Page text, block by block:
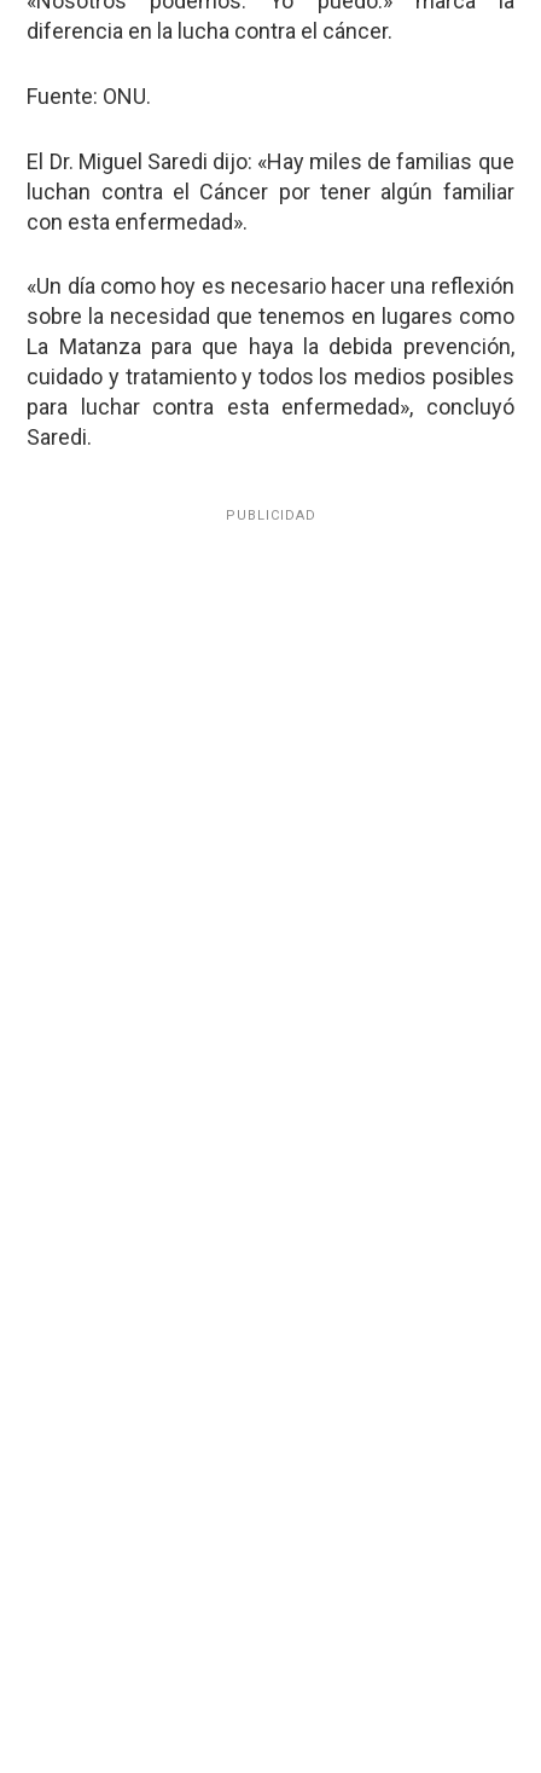
diferencia en la lucha contra el cáncer.
Fuente: ONU.
El Dr. Miguel Saredi dijo: «Hay miles de familias que
luchan contra el Cáncer por tener algún familiar
con esta enfermedad».
«Un día como hoy es necesario hacer una reflexión
sobre la necesidad que tenemos en lugares como
La Matanza para que haya la debida prevención,
cuidado y tratamiento y todos los medios posibles
para luchar contra esta enfermedad», concluyó
Saredi.
PUBLICIDAD